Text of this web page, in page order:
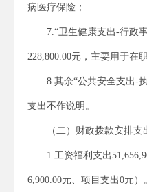
病医疗保险；
7.“卫生健康支出-行政
228,800.00元，主要用于在
8.其余“公共安全支出-
支出不作说明。
（二）财政拨款安排
1.工资福利支出
6,900.00元、项目支出0元